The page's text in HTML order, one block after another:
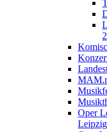
Oper
Leipzig